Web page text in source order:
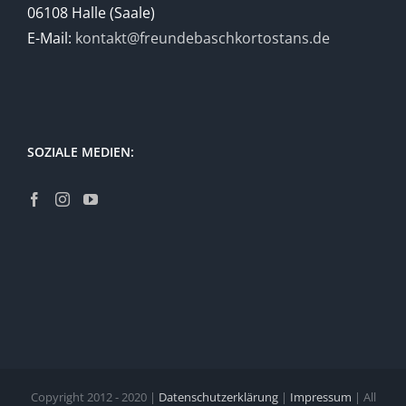
06108 Halle (Saale)
E-Mail: kontakt@freundebaschkortostans.de
SOZIALE MEDIEN:
Copyright 2012 - 2020 | Datenschutzerklärung| Impressum | All